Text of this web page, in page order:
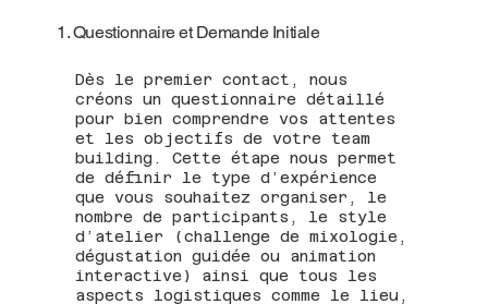
1. Questionnaire et Demande Initiale
Dès le premier contact, nous
créons un questionnaire détaillé
pour bien comprendre vos attentes
et les objectifs de votre team
building. Cette étape nous permet
de définir le type d’expérience
que vous souhaitez organiser, le
nombre de participants, le style
d’atelier (challenge de mixologie,
dégustation guidée ou animation
interactive) ainsi que tous les
aspects logistiques comme le lieu,